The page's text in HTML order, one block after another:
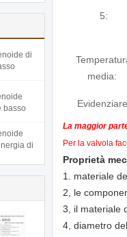
di
basso
di
5:
media:
La maggior
Per la valvola
Proprietà
1. materiale
2, le
3, il materiale
4, diametro